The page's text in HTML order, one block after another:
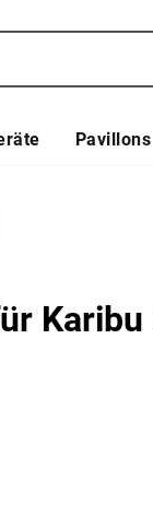
Pavillons
Karibu